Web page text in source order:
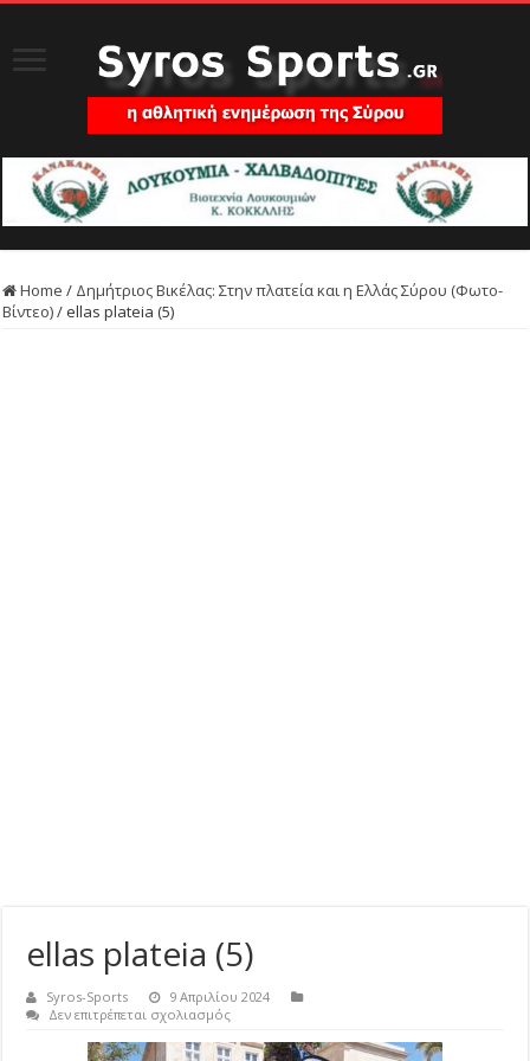
Home / Δημήτριος Βικέλας: Στην πλατεία και η Ελλάς Σύρου (Φωτο-
Βίντεο)/ellas plateia (5)
ellas plateia (5)
Syros-Sports
9 Απριλίου 2024
Δεν επιτρέπεται σχολιασμόςστο
plateia